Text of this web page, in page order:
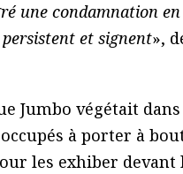
une condamnation en
et signent»,
Jumbo végétait
à porter à
les exhiber devant